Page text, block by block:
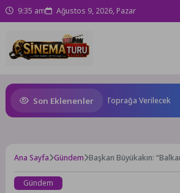
9:35 am Ağustos 9, 2026, Pazar
Son Eklenenler
Kuzey Makedonya’da Toprağa Verilecek
Ana Sayfa Gündem Başkan Büyükakın:
Gündem